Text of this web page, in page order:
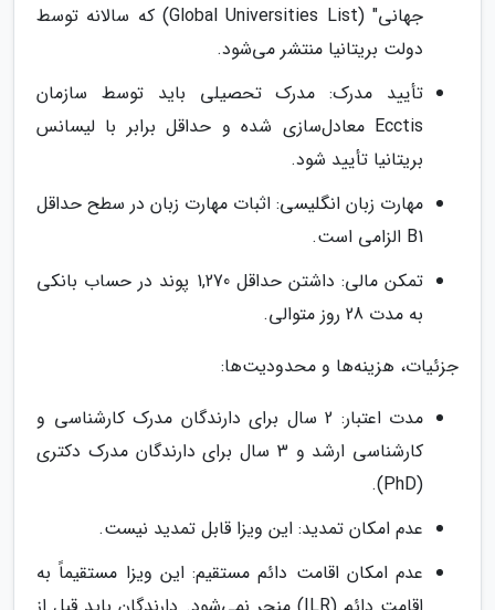
جهانی" (Global Universities List) که سالانه توسط
دولت بریتانیا منتشر می‌شود.
تأیید مدرک: مدرک تحصیلی باید توسط سازمان
Ecctis معادل‌سازی شده و حداقل برابر با لیسانس
بریتانیا تأیید شود.
مهارت زبان انگلیسی: اثبات مهارت زبان در سطح حداقل
B1 الزامی است.
تمکن مالی: داشتن حداقل 1,270 پوند در حساب بانکی
به مدت 28 روز متوالی.
جزئیات، هزینه‌ها و محدودیت‌ها:
مدت اعتبار: 2 سال برای دارندگان مدرک کارشناسی و
کارشناسی ارشد و 3 سال برای دارندگان مدرک دکتری
(PhD).
عدم امکان تمدید: این ویزا قابل تمدید نیست.
عدم امکان اقامت دائم مستقیم: این ویزا مستقیماً به